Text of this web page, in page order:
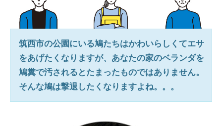
筑西市の公園にいる鳩たちはかわいらしくてエサ
をあげたくなりますが、あなたの家のベランダを
鳩糞で汚されるとたまったものではありません。
そんな鳩は撃退したくなりますよね。。。